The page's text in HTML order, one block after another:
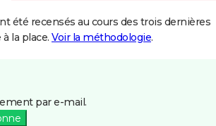
été recensés au cours des trois dernières
la place. Voir la méthodologie.
par e-mail.